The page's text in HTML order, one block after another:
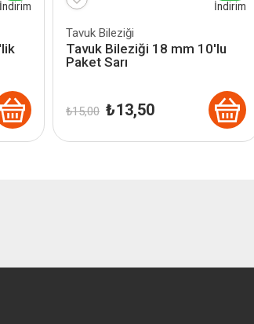
İndirim İndirim
Tavuk Bileziği
Tavuk Bileziği 18 mm 10'lu
Paket Sarı
₺15,00 Orijinal
fiyat:
₺13,50Şu